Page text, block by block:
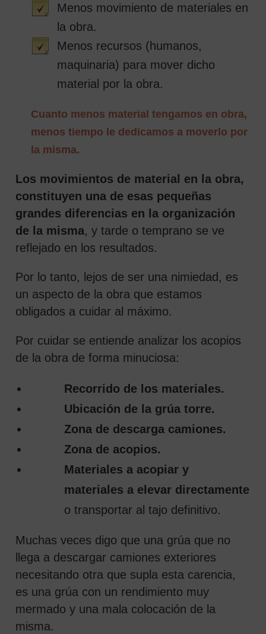
Menos movimiento de materiales en
la obra.
Menos recursos (humanos,
maquinaria) para mover dicho
material por la obra.
Cuanto menos material tengamos en obra,
menos tiempo le dedicamos a moverlo por
la misma.
Los movimientos de material en la obra,
constituyen una de esas pequeñas
grandes diferencias en la organización
de la misma, y tarde o temprano se ve
reflejado en los resultados.
Por lo tanto, lejos de ser una nimiedad, es
un aspecto de la obra que estamos
obligados a cuidar al máximo.
Por cuidar se entiende analizar los acopios
de la obra de forma minuciosa:
Recorrido de los materiales.
Ubicación de la grúa torre.
Zona de descarga camiones.
Zona de acopios.
Materiales a acopiar y
materiales a elevar directamente
o transportar al tajo definitivo.
Muchas veces digo que una grúa que no
llega a descargar camiones exteriores
necesitando otra que supla esta carencia,
es una grúa con un rendimiento muy
mermado y una mala colocación de la
misma.